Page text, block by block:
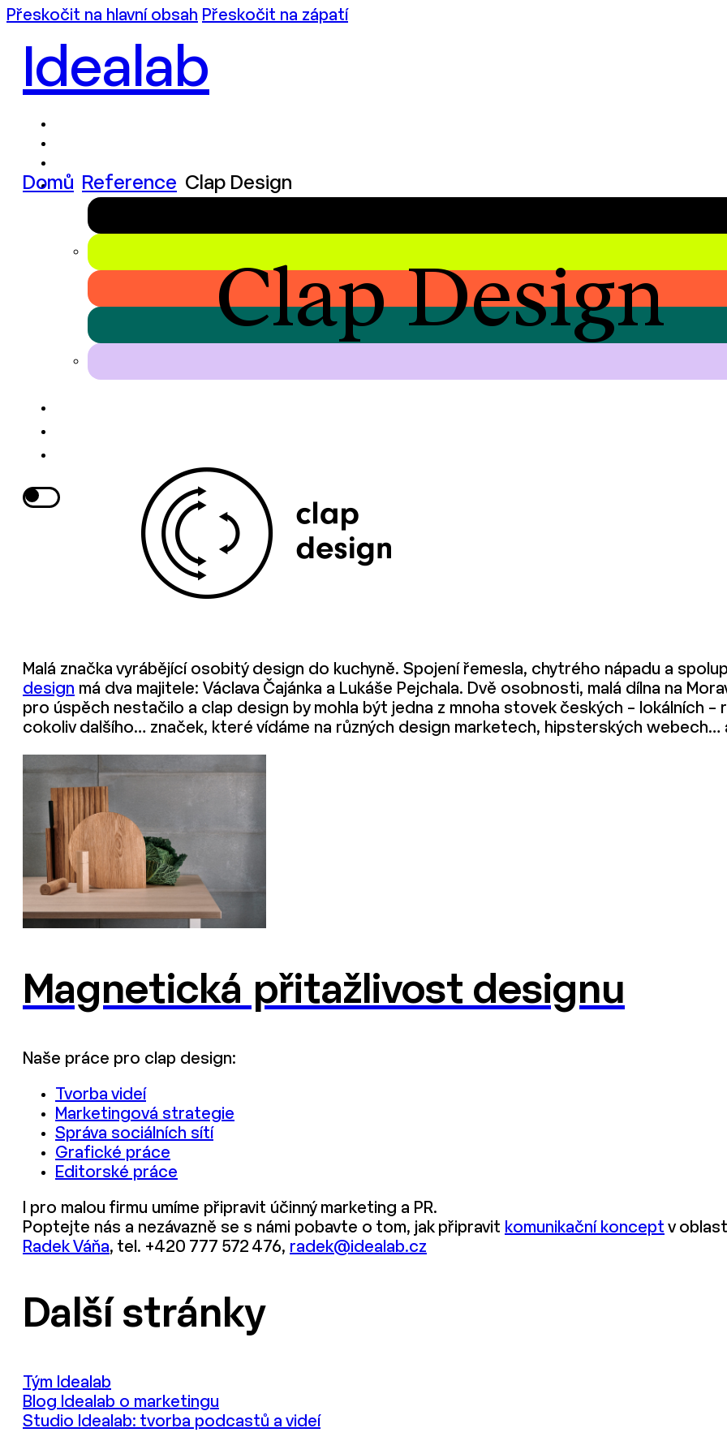
Přeskočit na hlavní obsah Přeskočit na zápatí
Idealab
Domů Reference Clap Design
Clap Design
Malá značka vyrábějící osobitý design do kuchyně. Spojení řemesla, chytrého nápadu a
design má dva majitele: Václava Čajánka a Lukáše Pejchala. Dvě osobnosti, malá dílna na
pro úspěch nestačilo a clap design by mohla být jedna z mnoha stovek českých – lokálních
cokoliv dalšího… značek, které vídáme na různých design marketech, hipsterských webech…
Magnetická přitažlivost designu
Naše práce pro clap design:
Tvorba videí
Marketingová strategie
Správa sociálních sítí
Grafické práce
Editorské práce
I pro malou firmu umíme připravit účinný marketing a PR.
Poptejte nás a nezávazně se s námi pobavte o tom, jak připravit komunikační koncept v
Radek Váňa, tel. +420 777 572 476, radek@idealab.cz
Další stránky
Tým Idealab
Blog Idealab o marketingu
Studio Idealab: tvorba podcastů a videí